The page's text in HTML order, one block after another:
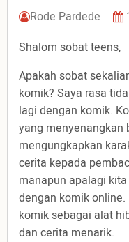
Rode Pardede
Shalom sobat teens,
Apakah sobat
komik? Saya rasa
lagi dengan komik.
yang menyenangkan
mengungkapkan
cerita kepada
manapun apalagi
dengan komik
komik sebagai alat
dan cerita menarik.